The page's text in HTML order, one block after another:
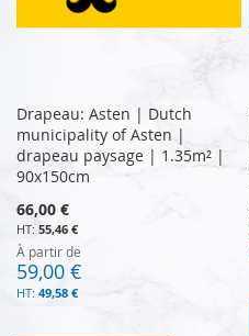
Drapeau: Asten | Dutch
municipality of Asten |
drapeau paysage | 1.35m² |
90x150cm
66,00 €
55,46 €
À partir de
59,00 €
49,58 €